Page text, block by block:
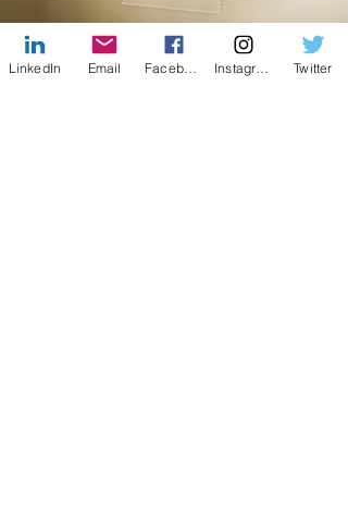
LinkedIn Email Twitter